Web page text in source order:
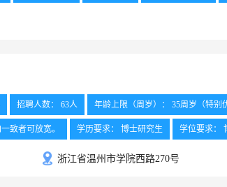
招聘人数： 63人 年龄上限（周岁）： 35周岁（特别
致者可放宽。 学历要求： 博士研究生 学位要求：
浙江省温州市学院西路270号